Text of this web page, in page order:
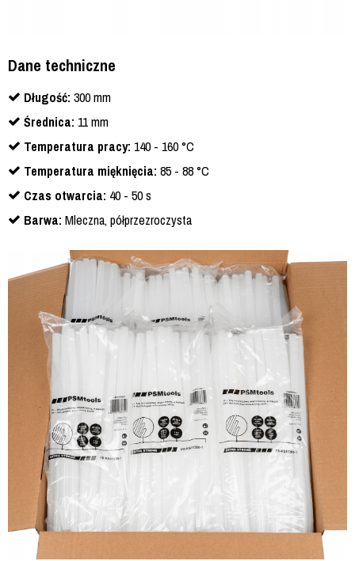
Dane techniczne
Długość: 300 mm
Średnica: 11 mm
Temperatura pracy: 140 - 160 °C
Temperatura mięknięcia: 85 - 88 °C
Czas otwarcia: 40 - 50 s
Barwa: Mleczna, półprzezroczysta